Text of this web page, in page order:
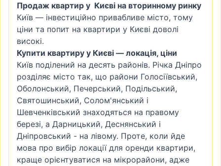
Продаж квартир у Києві на вторинному ринку
Київ — інвестиційно привабливе місто, тому
ціни та попит на квартири у Києві доволі
високі.
Купити квартиру у Києві — локація, ціни
Київ поділений на десять районів. Річка Дніпро
розділяє місто так, що райони Голосіївський,
Оболонський, Печерський, Подільський,
Святошинський, Солом'янський і
Шевченківський знаходяться на правому
березі, а Дарницький, Деснянський і
Дніпровський - на лівому. Проте, коли йде
мова про вибір локації для оренди квартири,
краще орієнтуватися на мікрорайони, адже